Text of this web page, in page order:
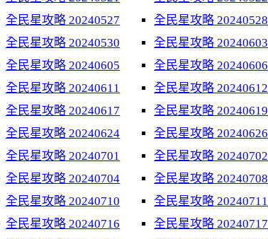
全民星攻略 20240527
全民星攻略 20240528
全民星攻略 20240530
全民星攻略 20240603
全民星攻略 20240605
全民星攻略 20240606
全民星攻略 20240611
全民星攻略 20240612
全民星攻略 20240617
全民星攻略 20240619
全民星攻略 20240624
全民星攻略 20240626
全民星攻略 20240701
全民星攻略 20240702
全民星攻略 20240704
全民星攻略 20240708
全民星攻略 20240710
全民星攻略 20240711
全民星攻略 20240716
全民星攻略 20240717